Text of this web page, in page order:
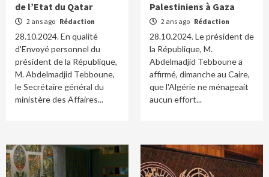
de l’Etat du Qatar
2 ans ago Rédaction
28.10.2024. En qualité
d'Envoyé personnel du
président de la République,
M. Abdelmadjid Tebboune,
le Secrétaire général du
ministère des Affaires...
Palestiniens à Gaza
2 ans ago Rédaction
28.10.2024. Le président de
la République, M.
Abdelmadjid Tebboune a
affirmé, dimanche au Caire,
que l'Algérie ne ménageait
aucun effort...